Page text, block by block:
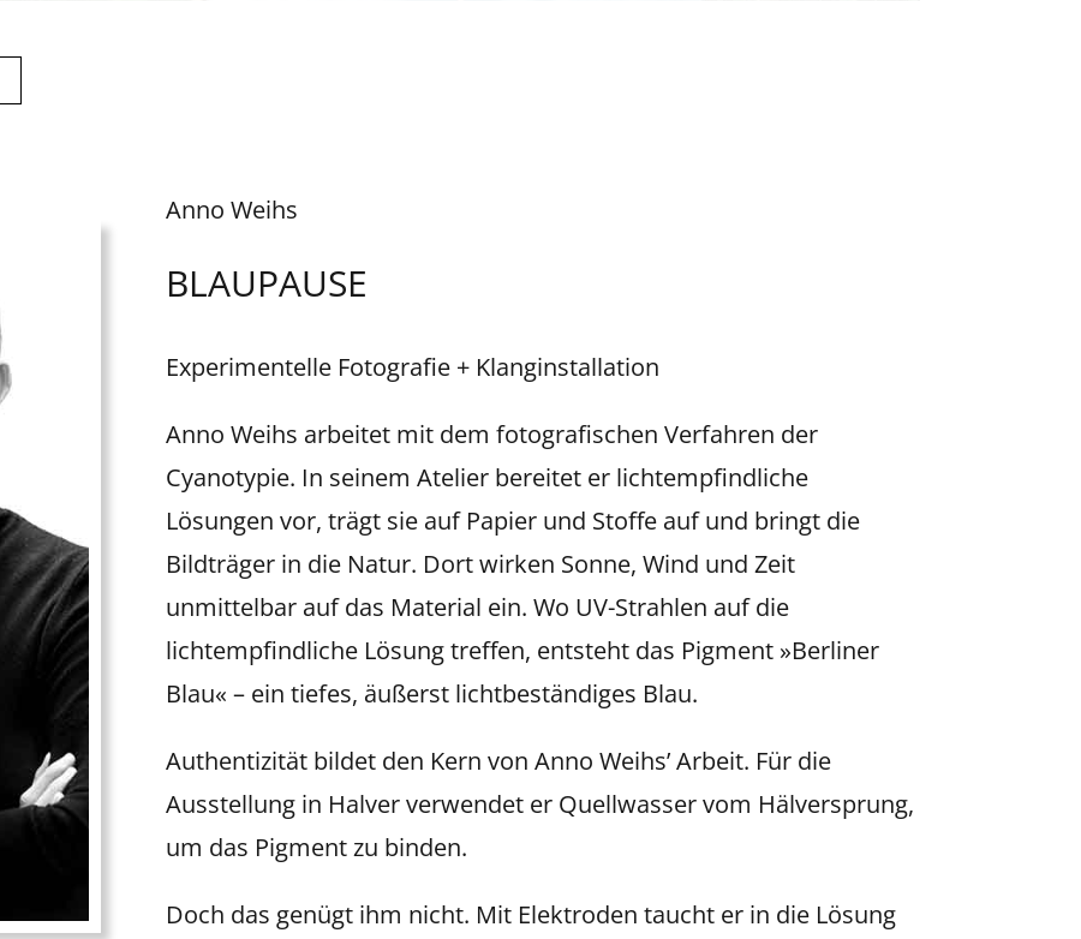
Anno Weihs
BLAUPAUSE
Experimentelle Fotografie + Klanginstallation
Anno Weihs arbeitet mit dem fotografischen Verfahren der
Cyanotypie. In seinem Atelier bereitet er lichtempfindliche
Lösungen vor, trägt sie auf Papier und Stoffe auf und bringt die
Bildträger in die Natur. Dort wirken Sonne, Wind und Zeit
unmittelbar auf das Material ein. Wo UV-Strahlen auf die
lichtempfindliche Lösung treffen, entsteht das Pigment »Berliner
Blau« – ein tiefes, äußerst lichtbeständiges Blau.
Authentizität bildet den Kern von Anno Weihs’ Arbeit. Für die
Ausstellung in Halver verwendet er Quellwasser vom Hälversprung,
um das Pigment zu binden.
Doch das genügt ihm nicht. Mit Elektroden taucht er in die Lösung